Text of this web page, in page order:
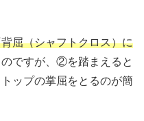
屈（シャフトクロス）に
ですが、②を踏まえると
ップの掌屈をとるのが簡